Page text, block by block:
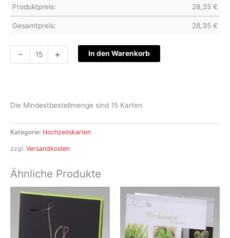
Produktpreis: 28,35 €
Gesamtpreis: 28,35 €
-
Hochzeitskarte
S22-
+ In den Warenkorb
Die Mindestbestellmenge sind 15 Karten
Kategorie: Hochzeitskarten
zzgl. Versandkosten
Ähnliche Produkte